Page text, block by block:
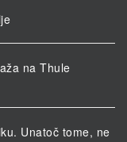
na Thule
Unatoč tome, ne